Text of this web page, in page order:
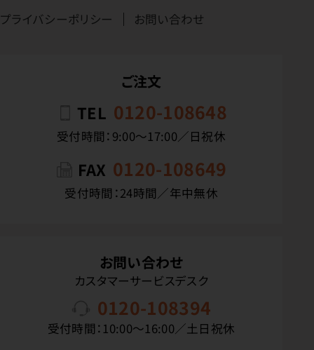
プライバシーポリシー
お問い合わせ
ご注文
TEL 0120-108648
受付時間：9:00〜17:00／日祝休
FAX 0120-108649
受付時間：24時間／年中無休
お問い合わせ
カスタマーサービスデスク
0120-108394
受付時間：10:00〜16:00／土日祝休